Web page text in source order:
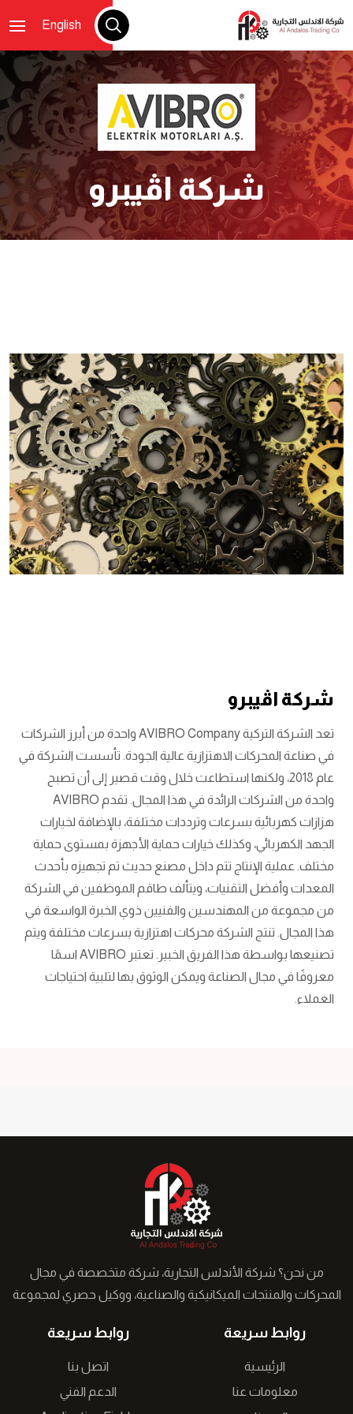
English
شركة اڤيبرو
شركة اڤيبرو
تعد الشركة التركية AVIBRO Company واحدة من أبرز الشركات
في صناعة المحركات الاهتزازية عالية الجودة. تأسست الشركة في
عام 2018، ولكنها استطاعت خلال وقت قصير إلى أن تصبح
واحدة من الشركات الرائدة في هذا المجال. تقدم AVIBRO
هزازات كهربائية بسرعات وترددات مختلفة، بالإضافة لخيارات
الجهد الكهربائي، وكذلك خيارات حماية الأجهزة بمستوى حماية
مختلف. عملية الإنتاج تتم داخل مصنع حديث تم تجهيزه بأحدث
المعدات وأفضل التقنيات، ويتألف طاقم الموظفين في الشركة
من مجموعة من المهندسين والفنيين ذوي الخبرة الواسعة في
هذا المجال. تنتج الشركة محركات اهتزازية بسرعات مختلفة ويتم
تصنيعها بواسطة هذا الفريق الخبير. تعتبر AVIBRO اسمًا
معروفًا في مجال الصناعة ويمكن الوثوق بها لتلبية احتياجات
العملاء.
من نحن؟ شركة الأندلس التجارية، شركة متخصصة في مجال
المحركات والمنتجات الميكانيكية والصناعية، ووكيل حصري لمجموعة
مبتكرة لقطاع الصناعة �...روابط سريعة
الرئيسية
معلومات عنا
روابط سريعة
اتصل بنا
الدعم الفني